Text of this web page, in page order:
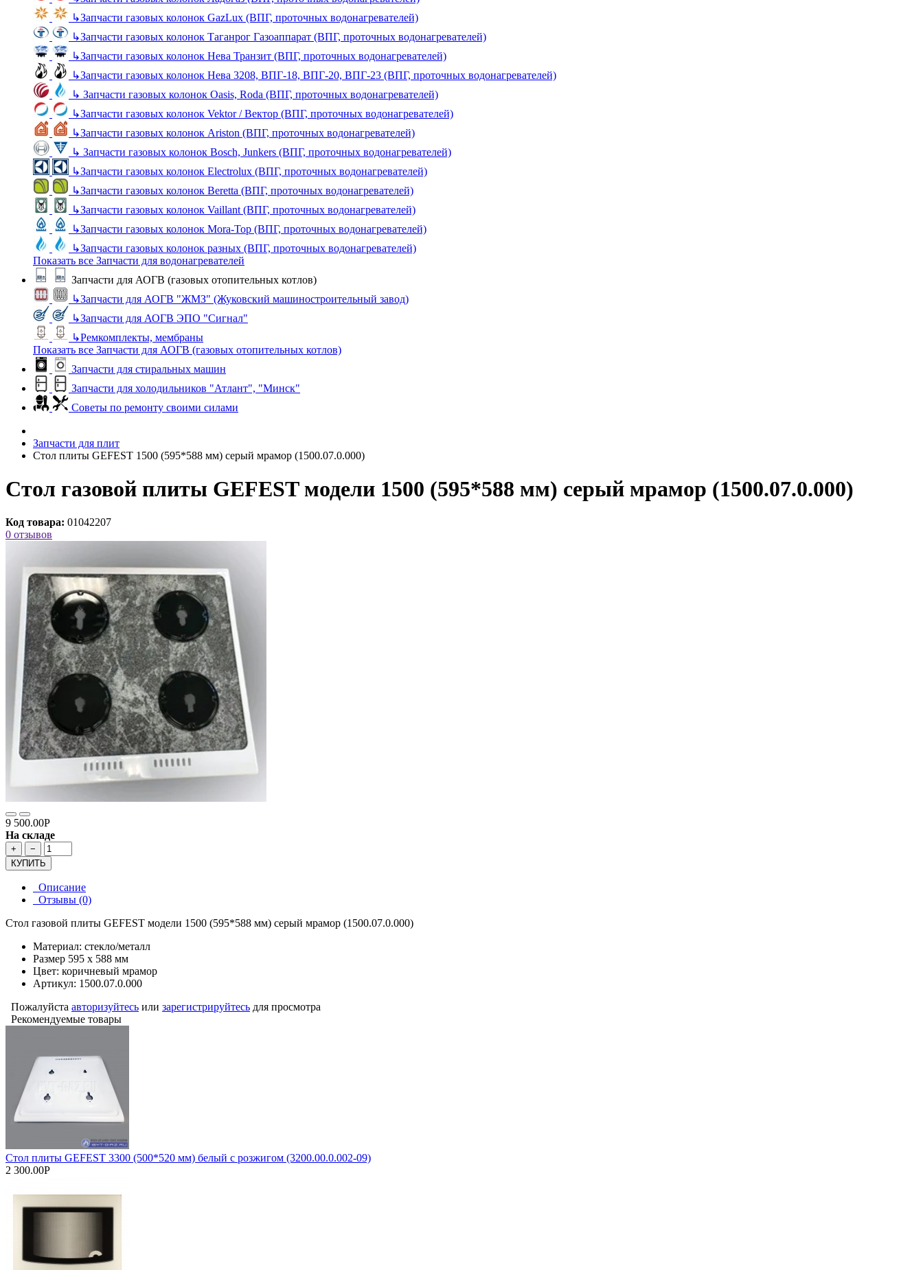
↳Запчасти газовых колонок GazLux (ВПГ, проточных водонагревателей)
↳Запчасти газовых колонок Таганрог Газоаппарат (ВПГ, проточных водонагревателей)
↳Запчасти газовых колонок Нева Транзит (ВПГ, проточных водонагревателей)
↳Запчасти газовых колонок Нева 3208, ВПГ-18, ВПГ-20, ВПГ-23 (ВПГ, проточных водонагревателей)
↳ Запчасти газовых колонок Oasis, Roda (ВПГ, проточных водонагревателей)
↳Запчасти газовых колонок Vektor / Вектор (ВПГ, проточных водонагревателей)
↳Запчасти газовых колонок Ariston (ВПГ, проточных водонагревателей)
↳ Запчасти газовых колонок Bosch, Junkers (ВПГ, проточных водонагревателей)
↳Запчасти газовых колонок Electrolux (ВПГ, проточных водонагревателей)
↳Запчасти газовых колонок Beretta (ВПГ, проточных водонагревателей)
↳Запчасти газовых колонок Vaillant (ВПГ, проточных водонагревателей)
↳Запчасти газовых колонок Mora-Top (ВПГ, проточных водонагревателей)
↳Запчасти газовых колонок разных (ВПГ, проточных водонагревателей)
Показать все Запчасти для водонагревателей
Запчасти для АОГВ (газовых отопительных котлов)
↳Запчасти для АОГВ "ЖМЗ" (Жуковский машиностроительный завод)
↳Запчасти для АОГВ ЭПО "Сигнал"
↳Ремкомплекты, мембраны
Показать все Запчасти для АОГВ (газовых отопительных котлов)
Запчасти для стиральных машин
Запчасти для холодильников "Атлант", "Минск"
Советы по ремонту своими силами
Запчасти для плит
Стол плиты GEFEST 1500 (595*588 мм) серый мрамор (1500.07.0.000)
Стол газовой плиты GEFEST модели 1500 (595*588 мм) серый мрамор (1500.07.0.000)
Код товара: 01042207
0 отзывов
9 500.00Р
На складе
+
−
КУПИТЬ
Описание
Отзывы (0)
Стол газовой плиты GEFEST модели 1500 (595*588 мм) серый мрамор (1500.07.0.000)
Материал: стекло/металл
Размер 595 х 588 мм
Цвет: коричневый мрамор
Артикул: 1500.07.0.000
Пожалуйста авторизуйтесь или зарегистрируйтесь для просмотра
Рекомендуемые товары
Стол плиты GEFEST 3300 (500*520 мм) белый с розжигом (3200.00.0.002-09)
2 300.00Р